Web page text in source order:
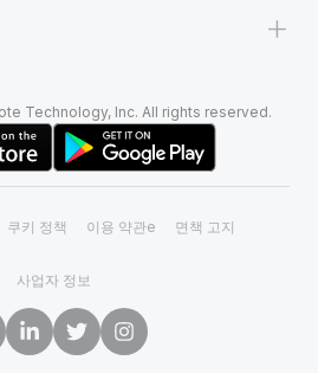
+
Technology, Inc. All rights reserved.
쿠키 정책 이용 약관e 면책 고지
사업자 정보